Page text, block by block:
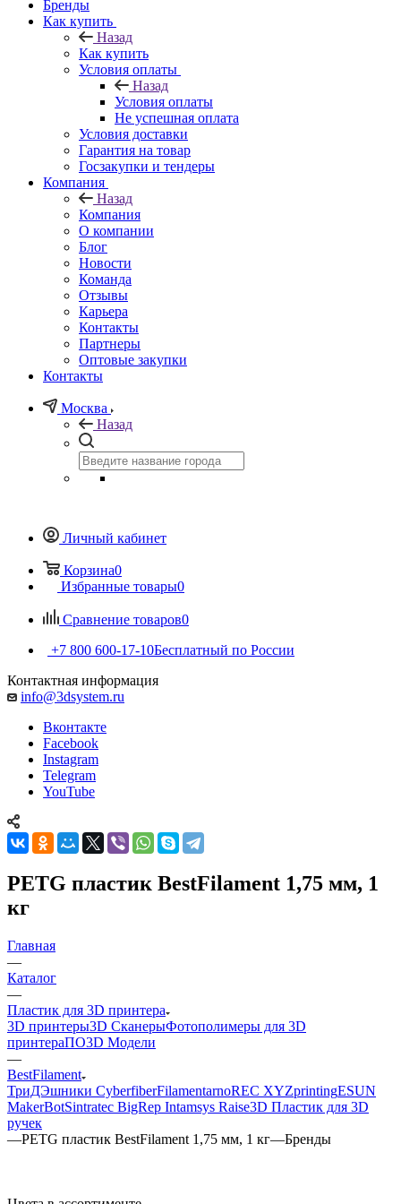
Бренды
Как купить
Назад
Как купить
Условия оплаты
Назад
Условия оплаты
Не успешная оплата
Условия доставки
Гарантия на товар
Госзакупки и тендеры
Компания
Назад
Компания
О компании
Блог
Новости
Команда
Отзывы
Карьера
Контакты
Партнеры
Оптовые закупки
Контакты
Москва
Назад
Личный кабинет
Корзина0
Избранные товары0
Сравнение товаров0
+7 800 600-17-10Бесплатный по России
Контактная информация
info@3dsystem.ru
Вконтакте
Facebook
Instagram
Telegram
YouTube
PETG пластик BestFilament 1,75 мм, 1
кг
Главная
—
Каталог
—
Пластик для 3D принтера
3D принтеры3D СканерыФотополимеры для 3D
принтераПО3D Модели
—
BestFilament
ТриДЭшники CyberfiberFilamentarnoREC XYZprintingESUN
MakerBotSintratec BigRep Intamsys Raise3D Пластик для 3D
ручек
—PETG пластик BestFilament 1,75 мм, 1 кг—Бренды